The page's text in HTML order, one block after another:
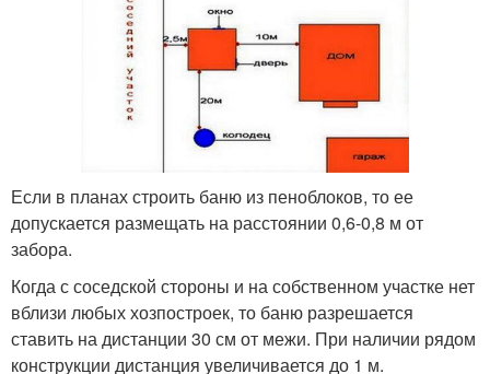
Если в планах строить баню из пеноблоков, то ее
допускается размещать на расстоянии 0,6-0,8 м от
забора.
Когда с соседской стороны и на собственном участке нет
вблизи любых хозпостроек, то баню разрешается
ставить на дистанции 30 см от межи. При наличии рядом
конструкции дистанция увеличивается до 1 м.